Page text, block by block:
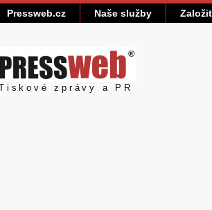
Pressweb.cz Naše služby
Pressweb
Tiskové zprávy a PR